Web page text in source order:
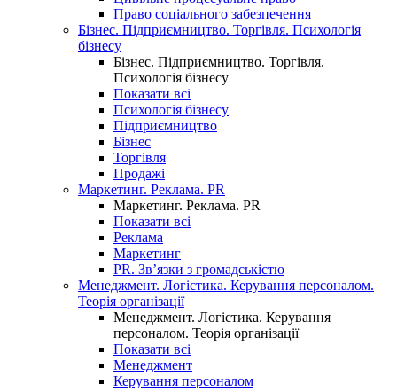
Право соціального забезпечення
Бізнес. Підприємництво. Торгівля. Психологія
бізнесу
Бізнес. Підприємництво. Торгівля.
Психологія бізнесу
Показати всі
Психологія бізнесу
Підприємництво
Бізнес
Торгівля
Продажі
Маркетинг. Реклама. PR
Маркетинг. Реклама. PR
Показати всі
Реклама
Маркетинг
PR. Зв’язки з громадськістю
Менеджмент. Логістика. Керування персоналом.
Теорія організації
Менеджмент. Логістика. Керування
персоналом. Теорія організації
Показати всі
Менеджмент
Керування персоналом